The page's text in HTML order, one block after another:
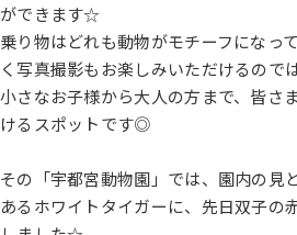
ができます☆
乗り物はどれも動物がモチーフになっ
く写真撮影もお楽しみいただけるので
小さなお子様から大人の方まで、皆さ
けるスポットです◎
その「宇都宮動物園」では、園内の見
あるホワイトタイガーに、先日双子の